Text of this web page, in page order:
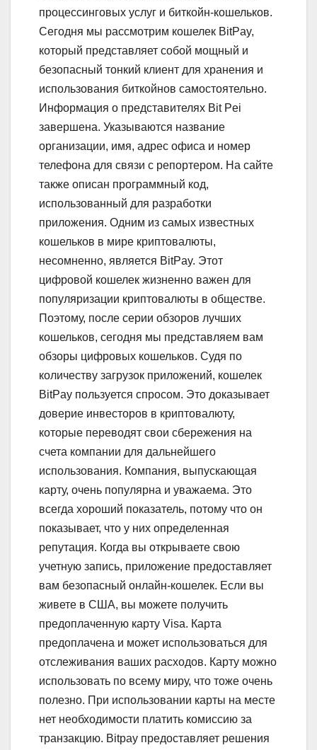
процессинговых услуг и биткойн-кошельков.
Сегодня мы рассмотрим кошелек BitPay,
который представляет собой мощный и
безопасный тонкий клиент для хранения и
использования биткойнов самостоятельно.
Информация о представителях Bit Pei
завершена. Указываются название
организации, имя, адрес офиса и номер
телефона для связи с репортером. На сайте
также описан программный код,
использованный для разработки
приложения. Одним из самых известных
кошельков в мире криптовалюты,
несомненно, является BitPay. Этот
цифровой кошелек жизненно важен для
популяризации криптовалюты в обществе.
Поэтому, после серии обзоров лучших
кошельков, сегодня мы представляем вам
обзоры цифровых кошельков. Судя по
количеству загрузок приложений, кошелек
BitPay пользуется спросом. Это доказывает
доверие инвесторов в криптовалюту,
которые переводят свои сбережения на
счета компании для дальнейшего
использования. Компания, выпускающая
карту, очень популярна и уважаема. Это
всегда хороший показатель, потому что он
показывает, что у них определенная
репутация. Когда вы открываете свою
учетную запись, приложение предоставляет
вам безопасный онлайн-кошелек. Если вы
живете в США, вы можете получить
предоплаченную карту Visa. Карта
предоплачена и может использоваться для
отслеживания ваших расходов. Карту можно
использовать по всему миру, что тоже очень
полезно. При использовании карты на месте
нет необходимости платить комиссию за
транзакцию. Bitpay предоставляет решения